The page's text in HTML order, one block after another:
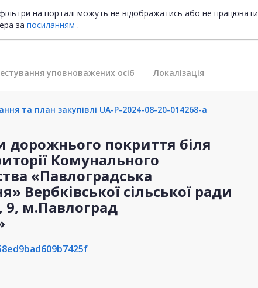
на порталі можуть не відображатись або не
за посиланням .
уповноважених осіб Локалізація
та план закупівлі UA-P-2024-08-20-014268-a
покриття біля
Комунального
«Павлоградська
Вербківської сільської ради
9, м.Павлоград